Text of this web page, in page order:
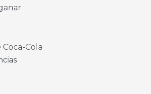
Cola